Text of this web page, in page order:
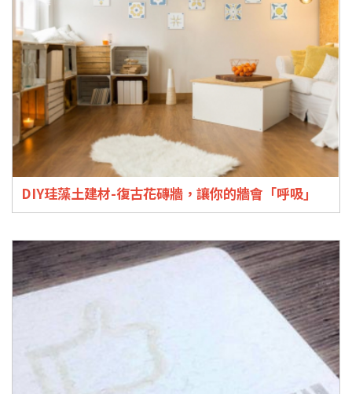
DIY珪藻土建材-復古花磚牆，讓你的牆會「呼吸」